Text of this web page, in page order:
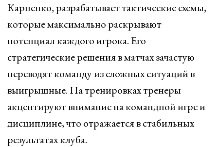
Карпенко, разрабатывает тактические схемы,
которые максимально раскрывают
потенциал каждого игрока. Его
стратегические решения в матчах зачастую
переводят команду из сложных ситуаций в
выигрышные. На тренировках тренеры
акцентируют внимание на командной игре и
дисциплине, что отражается в стабильных
результатах клуба.